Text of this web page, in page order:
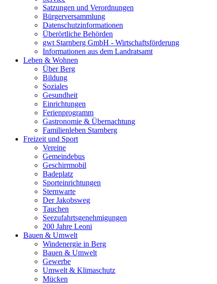
Satzungen und Verordnungen
Bürgerversammlung
Datenschutzinformationen
Überörtliche Behörden
gwt Starnberg GmbH - Wirtschaftsförderung
Informationen aus dem Landratsamt
Leben & Wohnen
Über Berg
Bildung
Soziales
Gesundheit
Einrichtungen
Ferienprogramm
Gastronomie & Übernachtung
Familienleben Starnberg
Freizeit und Sport
Vereine
Gemeindebus
Geschirrmobil
Badeplatz
Sporteinrichtungen
Sternwarte
Der Jakobsweg
Tauchen
Seezufahrtsgenehmigungen
200 Jahre Leoni
Bauen & Umwelt
Windenergie in Berg
Bauen & Umwelt
Gewerbe
Umwelt & Klimaschutz
Mücken